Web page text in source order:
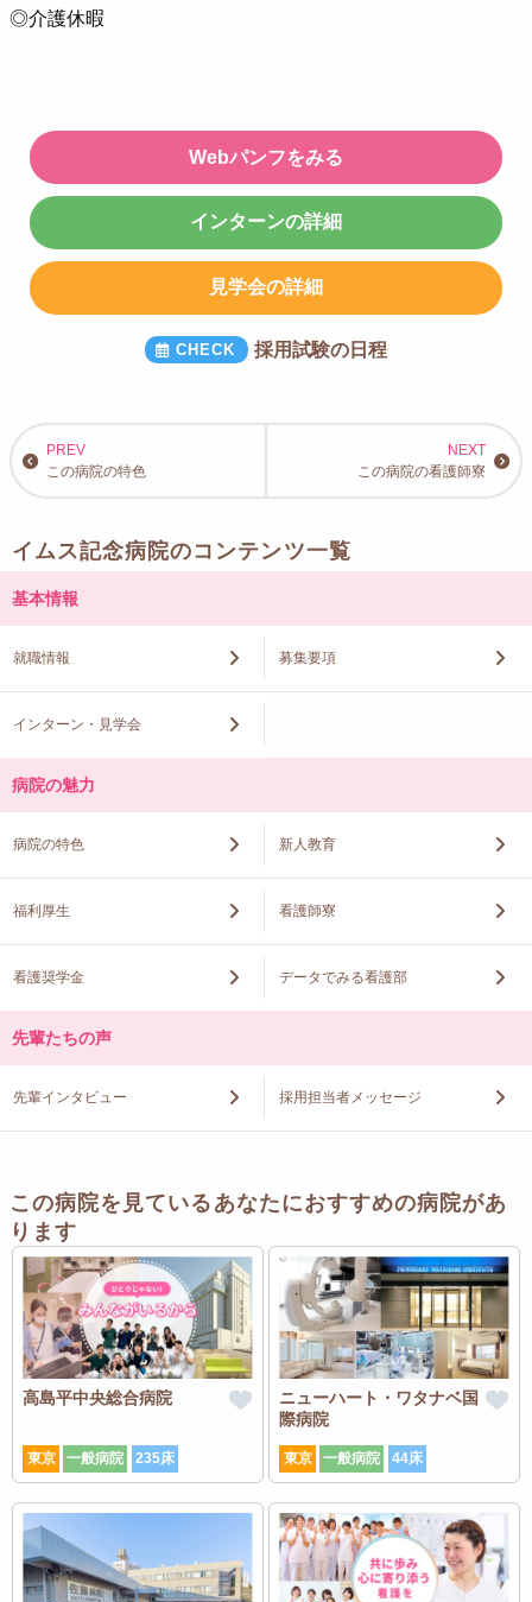
◎介護休暇
Webパンフをみる
インターンの詳細
見学会の詳細
採用試験の日程
この病院の特色 この病院の看護師寮
イムス記念病院のコンテンツ一覧
基本情報
就職情報 募集要項
インターン・見学会
病院の魅力
病院の特色 新人教育
福利厚生 看護師寮
看護奨学金 データでみる看護部
先輩たちの声
先輩インタビュー 採用担当者メッセージ
この病院を見ているあなたにおすすめの病院があ
ります
高島平中央総合病院
東京 一般病院 235床
ニューハート・ワタナベ国
際病院
東京 一般病院 44床